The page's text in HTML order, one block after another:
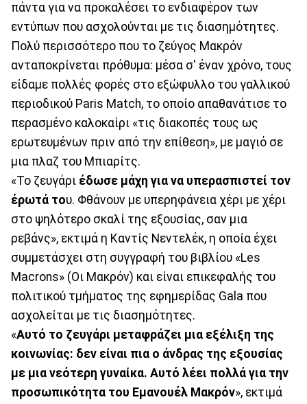
πάντα για να προκαλέσει το ενδιαφέρον των
εντύπων που ασχολούνται με τις διασημότητες.
Πολύ περισσότερο που το ζεύγος Μακρόν
ανταποκρίνεται πρόθυμα: μέσα σ' έναν χρόνο, τους
είδαμε πολλές φορές στο εξώφυλλο του γαλλικού
περιοδικού Paris Match, το οποίο απαθανάτισε το
περασμένο καλοκαίρι «τις διακοπές τους ως
ερωτευμένων πριν από την επίθεση», με μαγιό σε
μια πλαζ του Μπιαρίτς.
«Το ζευγάρι έδωσε μάχη για να υπερασπιστεί τον
έρωτά του. Φθάνουν με υπερηφάνεια χέρι με χέρι
στο ψηλότερο σκαλί της εξουσίας, σαν μια
ρεβάνς», εκτιμά η Καντίς Νεντελέκ, η οποία έχει
συμμετάσχει στη συγγραφή του βιβλίου «Les
Macrons» (Οι Μακρόν) και είναι επικεφαλής του
πολιτικού τμήματος της εφημερίδας Gala που
ασχολείται με τις διασημότητες.
«Αυτό το ζευγάρι μεταφράζει μια εξέλιξη της
κοινωνίας: δεν είναι πια ο άνδρας της εξουσίας
με μια νεότερη γυναίκα. Αυτό λέει πολλά για την
προσωπικότητα του Εμανουέλ Μακρόν», εκτιμά